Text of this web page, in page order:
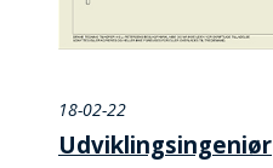
18-02-22
Udviklingsingeniør